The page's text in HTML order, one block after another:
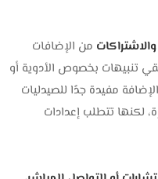
من الإضافات
تنبيهات بخصوص الأدوية أو
مفيدة جدًا للصيدليات
لكنها تتطلب إعدادات